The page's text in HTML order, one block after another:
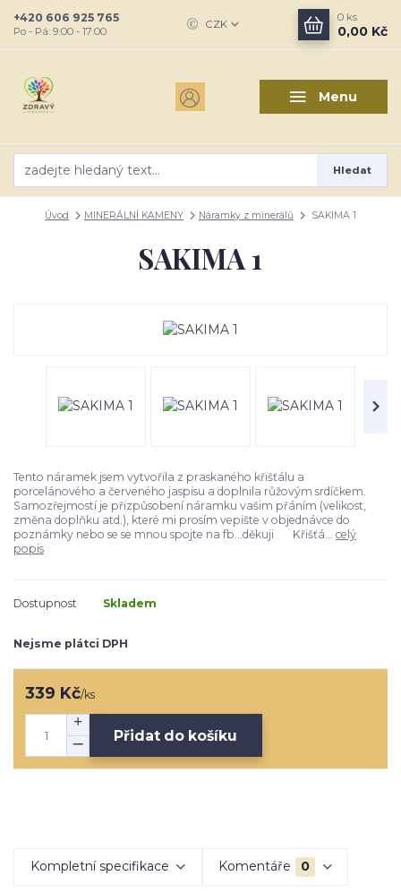
Menu
CZK
Hledat
+420 606 925 765
Po - Pá: 9:00 - 17:00
0 ks
0,00 Kč
Úvod MINERÁLNÍ KAMENY Náramky z minerálů SAKIMA 1
SAKIMA 1
Tento náramek jsem vytvořila z praskaného křišťálu a
porcelánového a červeného jaspisu a doplnila růžovým srdíčkem.
Samozřejmostí je přizpůsobení náramku vašim přáním (velikost,
změna doplňku atd.), které mi prosím vepište v objednávce do
poznámky nebo se se mnou spojte na fb...děkuji Křišťá... celý
popis
Dostupnost Skladem
Nejsme plátci DPH
339 Kč/ks
Přidat do košíku
Kompletní specifikace Komentáře 0